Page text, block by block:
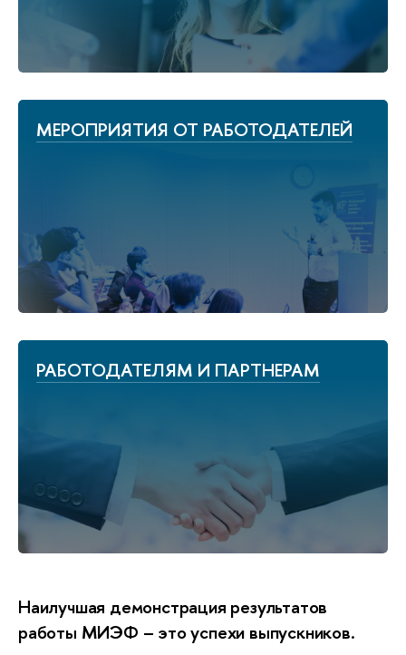
МЕРОПРИЯТИЯ ОТ РАБОТОДАТЕЛЕЙ
РАБОТОДАТЕЛЯМ И ПАРТНЕРАМ
Наилучшая демонстрация результатов
работы МИЭФ – это успехи выпускников.